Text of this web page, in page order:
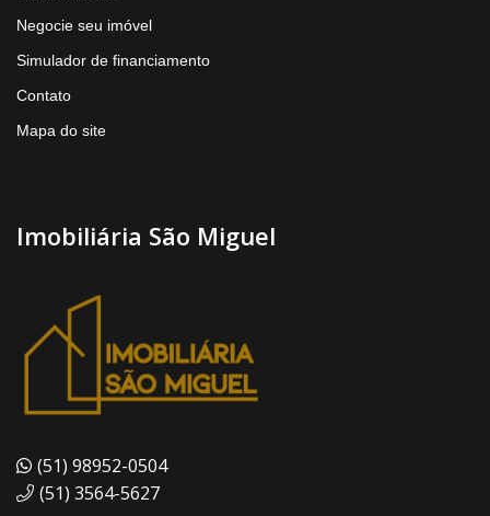
Negocie seu imóvel
Simulador de financiamento
Contato
Mapa do site
Imobiliária São Miguel
(51) 98952-0504
(51) 3564-5627